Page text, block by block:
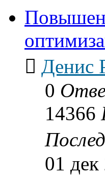
Денис
0
14366
01